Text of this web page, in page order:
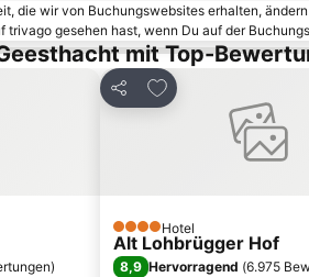
die wir von Buchungswebsites erhalten,
trivago gesehen hast, wenn Du auf der
mit Top-
)
Teilen
Zu Favoriten
4 SterneHotel
Alt Lohbrügger Hof
8,9 Hervorragend (6.975